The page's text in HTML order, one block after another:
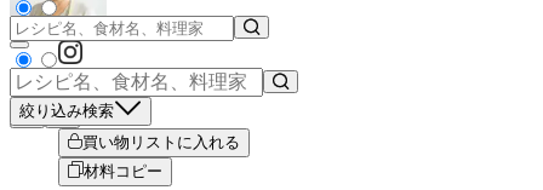
絞り込み検索
－
＋
買い物リストに入れる
材料コピー